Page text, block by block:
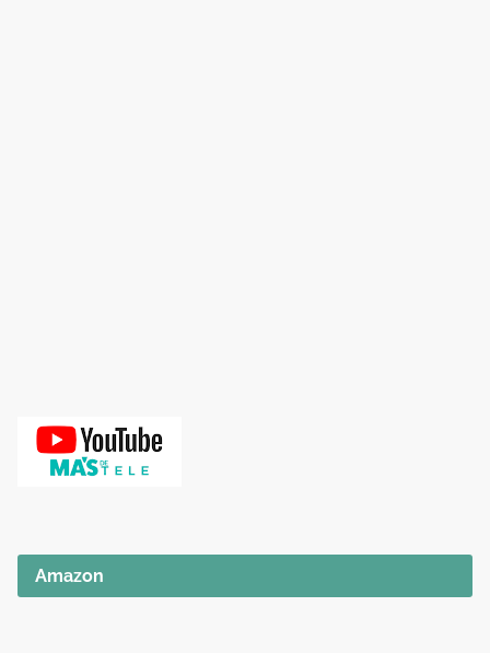
Amazon